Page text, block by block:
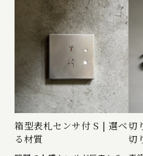
箱型表札センサ付 S | 選べ
る材質
切
切